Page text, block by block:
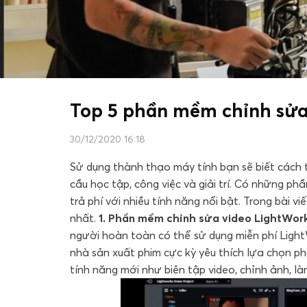
Top 5 phần mềm chỉnh
30/12/2020 16:18
Sử dụng thành thạo máy tính bạn sẽ biết cách
cầu học tập, công việc và giải trí. Có những
trả phí với nhiều tính năng nổi bật. Trong bài
nhất. 1. Phần mềm chỉnh sửa video
người hoàn toàn có thể sử dụng miễn phí
nhà sản xuất phim cực kỳ yêu thích lựa chọn
tính năng mới như biên tập video, chỉnh ảnh,